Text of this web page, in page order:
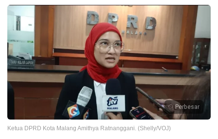
Perbesar
Ketua DPRD Kota Malang Amithya Ratnanggani. (Shelly/VOJ)